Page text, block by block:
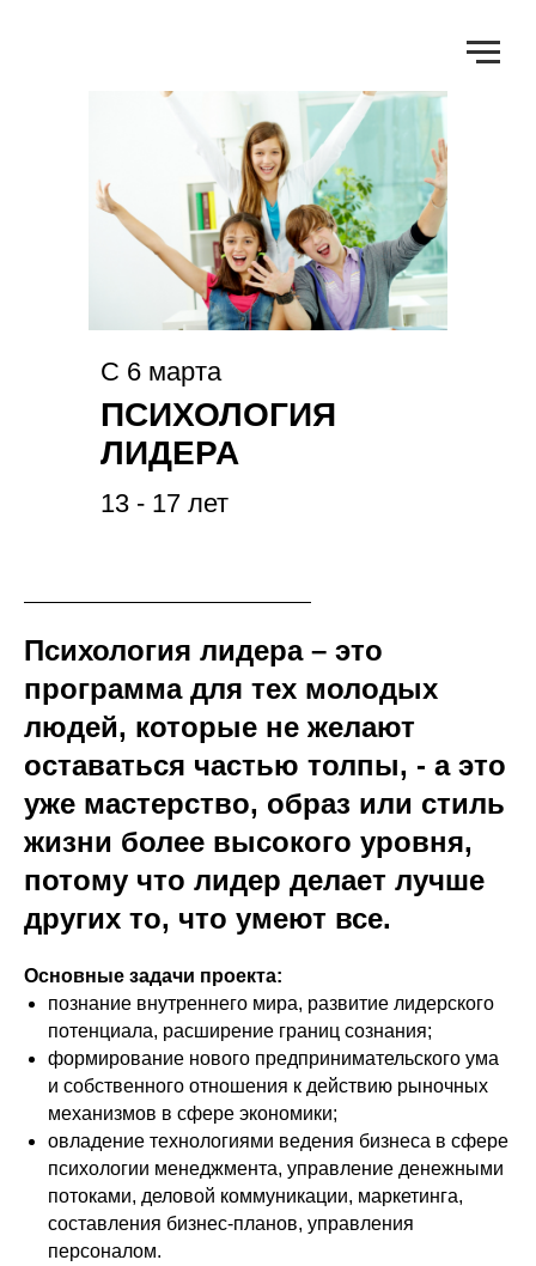
13 - 17 лет
ПСИХОЛОГИЯ
ЛИДЕРА
С 6 марта
Психология лидера – это
программа для тех молодых
людей, которые не желают
оставаться частью толпы, - а это
уже мастерство, образ или стиль
жизни более высокого уровня,
потому что лидер делает лучше
других то, что умеют все.
Основные задачи проекта:
познание внутреннего мира, развитие лидерского
потенциала, расширение границ сознания;
формирование нового предпринимательского ума
и собственного отношения к действию рыночных
механизмов в сфере экономики;
овладение технологиями ведения бизнеса в сфере
психологии менеджмента, управление денежными
потоками, деловой коммуникации, маркетинга,
составления бизнес-планов, управления
персоналом.